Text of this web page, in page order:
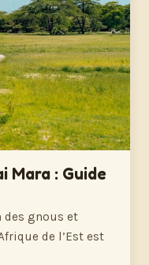
Mara : Guide
des gnous et
de l’Est est